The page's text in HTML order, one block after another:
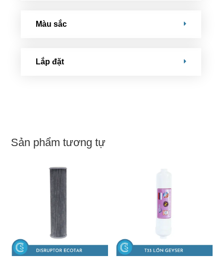
Màu sắc
Lắp đặt
Sản phẩm tương tự